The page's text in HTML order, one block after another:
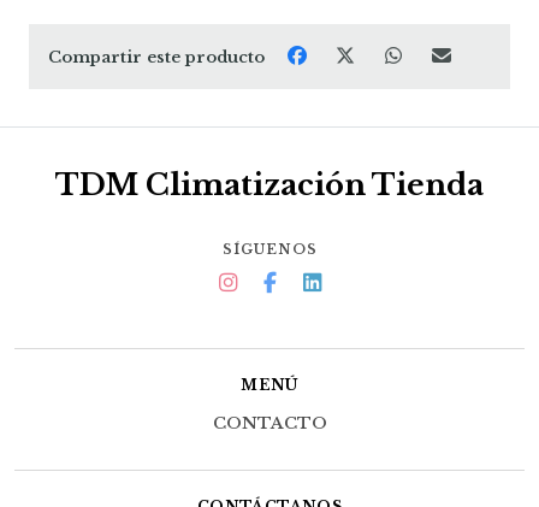
Compartir este producto
TDM Climatización Tienda
SÍGUENOS
MENÚ
CONTACTO